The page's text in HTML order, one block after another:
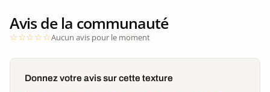
Avis de la communauté
Aucun avis pour le moment
Donnez votre avis sur cette texture